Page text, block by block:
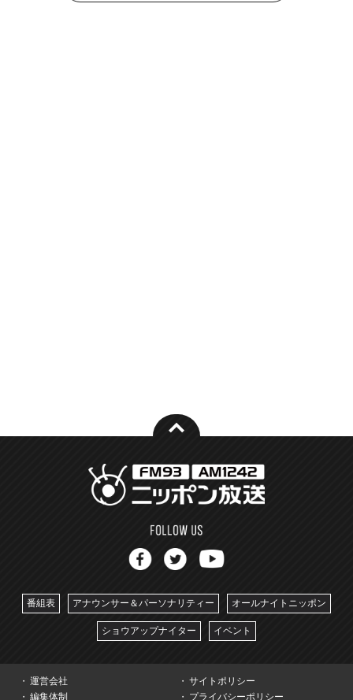
番組表 アナウンサー＆パーソナリティー オールナイトニッポン
ショウアップナイター イベント
運営会社
サイトポリシー
編集体制
プライバシーポリシー